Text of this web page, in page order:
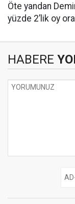
Öte yandan
yüzde 2’lik oy
HABERE